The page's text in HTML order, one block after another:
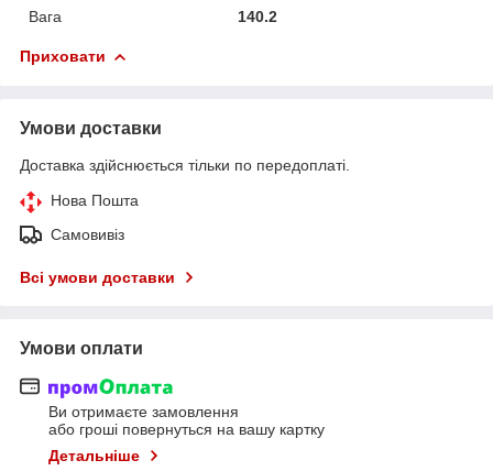
Вага 140.2
Приховати
Умови доставки
Доставка здійснюється тільки по передоплаті.
Нова Пошта
Самовивіз
Всі умови доставки
Умови оплати
Ви отримаєте замовлення
або гроші повернуться на вашу картку
Детальніше